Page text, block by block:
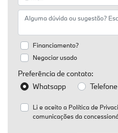
Financiamento?
Negociar usado
Preferência de contato:
Whatsapp
Telefone
Li e aceito a Política de
comunicações da